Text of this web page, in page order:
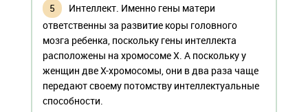
Интеллект. Именно гены матери
ответственны за развитие коры головного
мозга ребенка, поскольку гены интеллекта
расположены на хромосоме Х. А поскольку у
женщин две X-хромосомы, они в два раза чаще
передают своему потомству интеллектуальные
способности.